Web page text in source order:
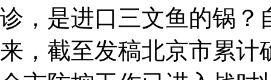
诊，是进口三文鱼的锅？
来，截至发稿北京市累计